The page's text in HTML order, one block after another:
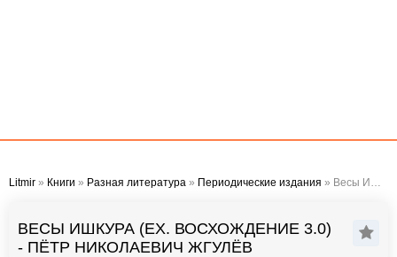
Litmir » Книги » Разная литература » Периодические издания » Весы Ишкура (ex. Восхождение 3.0) - Пётр Николаевич Жгулёв
ВЕСЫ ИШКУРА (EX. ВОСХОЖДЕНИЕ 3.0)
- ПЁТР НИКОЛАЕВИЧ ЖГУЛЁВ